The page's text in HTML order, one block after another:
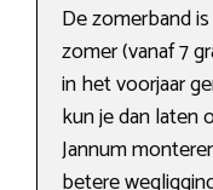
De zomerband
zomer (vanaf 7
in het voorjaar
kun je dan laten
Jannum